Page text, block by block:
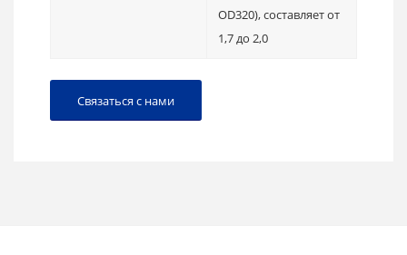
OD320), составляет от
1,7 до 2,0
Связаться с нами